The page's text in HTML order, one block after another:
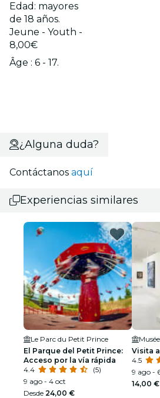
Edad: mayores
de 18 años.
Jeune - Youth -
8,00€
Âge : 6 - 17.
¿Alguna duda?
Contáctanos aquí
Experiencias similares
Le Parc du Petit Prince
El Parque del Petit Prince:
Acceso por la vía rápida
4.4
(5)
9 ago - 4 oct
Desde 24,00 €
Visita
4.5
9 ago -
14,00 €